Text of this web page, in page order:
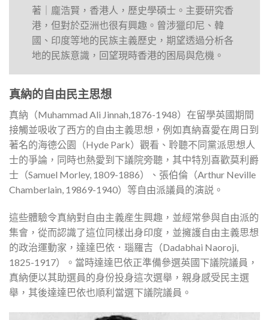
著｜龐浩賢，香港人，歷史學碩士。主要研究香
港，但對於亞洲也很有興趣。曾涉獵印尼、韓
國、印度等地的民族主義歷史，期望透過分析各
地的民族意識，回望現時香港的困局與危機。
真納的自由民主思想
真納（Muhammad Ali Jinnah,1876-1948）在留學英國期間
接觸並吸收了西方的自由主義思想，例如真納喜愛在周日到
著名的海德公園（Hyde Park）觀看、聆聽不同黨派思想人
士的爭論，同時也熱愛到下議院旁聽，其中特別喜歡莫利爵
士（Samuel Morley, 1809-1886）、張伯倫（Arthur Neville
Chamberlain, 19869-1940）等自由派議員的演説。
這些體驗令真納對自由主義産生興趣，並經常參與自由派的
集會，從而認識了這位同樣出身印度，並擁護自由主義思想
的政治運動家，達達巴依．瑙羅吉（Dadabhai Naoroji,
1825-1917）。當時達達巴依正準備參選英國下議院議員，
真納便以其助選員的身份投身這次選舉，親身感受民主選
舉，其後達達巴依也順利當選下議院議員。